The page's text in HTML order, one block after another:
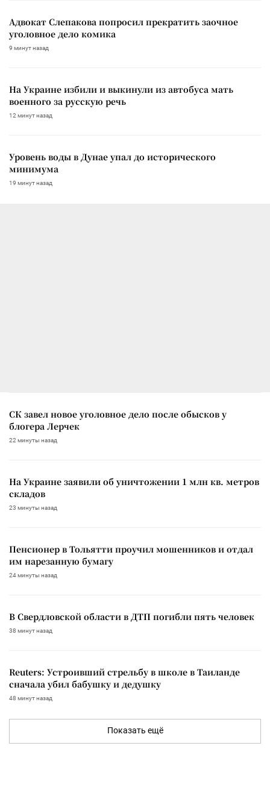
Адвокат Слепакова попросил прекратить заочное
уголовное дело комика
9 минут назад
На Украине избили и выкинули из автобуса мать
военного за русскую речь
12 минут назад
Уровень воды в Дунае упал до исторического
минимума
19 минут назад
СК завел новое уголовное дело после обысков у
блогера Лерчек
22 минуты назад
На Украине заявили об уничтожении 1 млн кв. метров
складов
23 минуты назад
Пенсионер в Тольятти проучил мошенников и отдал
им нарезанную бумагу
24 минуты назад
В Свердловской области в ДТП погибли пять человек
38 минут назад
Reuters: Устроивший стрельбу в школе в Таиланде
сначала убил бабушку и дедушку
48 минут назад
Показать ещё